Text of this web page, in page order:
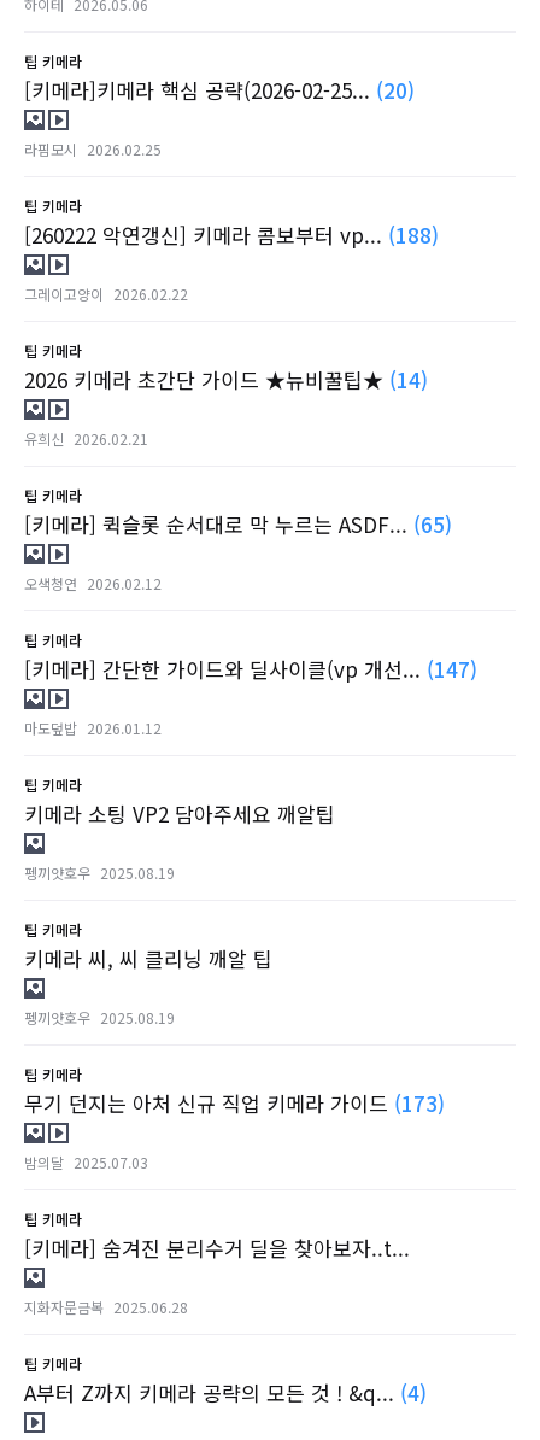
하이테 2026.05.06
팁 키메라
[키메라]키메라 핵심 공략(2026-02-25... (20)
라핌모시 2026.02.25
팁 키메라
[260222 악연갱신] 키메라 콤보부터 vp... (188)
그레이고양이 2026.02.22
팁 키메라
2026 키메라 초간단 가이드 ★뉴비꿀팁★ (14)
유희신 2026.02.21
팁 키메라
[키메라] 퀵슬롯 순서대로 막 누르는 ASDF... (65)
오색청연 2026.02.12
팁 키메라
[키메라] 간단한 가이드와 딜사이클(vp 개선... (147)
마도덮밥 2026.01.12
팁 키메라
키메라 소팅 VP2 담아주세요 깨알팁
펭끼얏호우 2025.08.19
팁 키메라
키메라 씨, 씨 클리닝 깨알 팁
펭끼얏호우 2025.08.19
팁 키메라
무기 던지는 아처 신규 직업 키메라 가이드 (173)
밤의달 2025.07.03
팁 키메라
[키메라] 숨겨진 분리수거 딜을 찾아보자..t...
지화자문금복 2025.06.28
팁 키메라
A부터 Z까지 키메라 공략의 모든 것 ! &q... (4)